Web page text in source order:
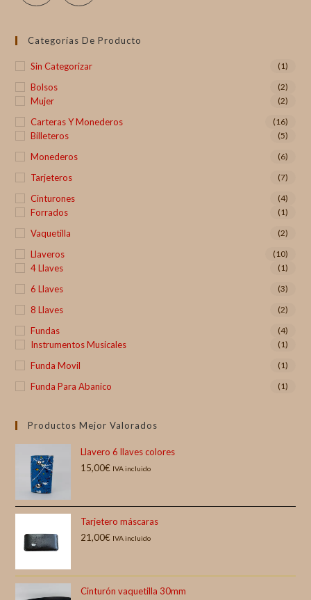
Categorías De Producto
Sin Categorizar (1)
Bolsos (2)
Mujer (2)
Carteras Y Monederos (16)
Billeteros (5)
Monederos (6)
Tarjeteros (7)
Cinturones (4)
Forrados (1)
Vaquetilla (2)
Llaveros (10)
4 Llaves (1)
6 Llaves (3)
8 Llaves (2)
Fundas (4)
Instrumentos Musicales (1)
Funda Movil (1)
Funda Para Abanico (1)
Productos Mejor Valorados
Llavero 6 llaves colores
15,00€ IVA incluido
Tarjetero máscaras
21,00€ IVA incluido
Cinturón vaquetilla 30mm